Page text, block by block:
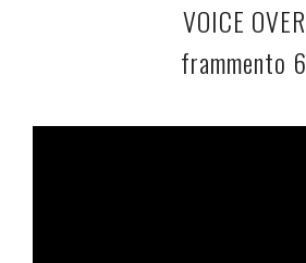
VOICE OVER
frammento 6